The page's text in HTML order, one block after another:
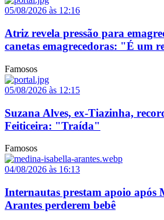
05/08/2026 às 12:16
Atriz revela pressão para
canetas emagrecedoras: "É um
Famosos
05/08/2026 às 12:15
Suzana Alves, ex-Tiazinha,
Feiticeira: "Traída"
Famosos
04/08/2026 às 16:13
Internautas prestam apoio após
Arantes perderem bebê